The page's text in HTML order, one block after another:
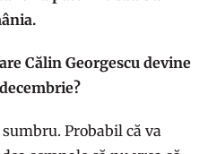
Călin Georgescu devine
Probabil că va